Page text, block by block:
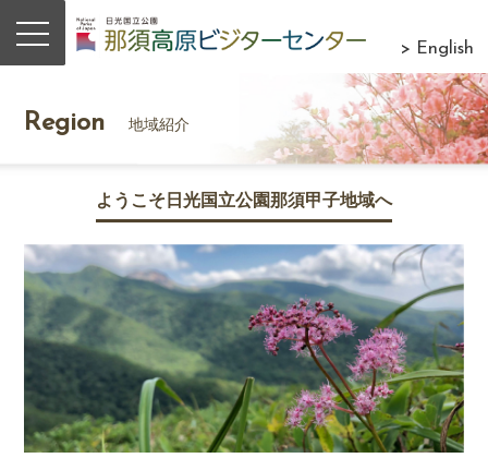
> English
Region 地域紹介
ようこそ日光国立公園那須甲子地域へ